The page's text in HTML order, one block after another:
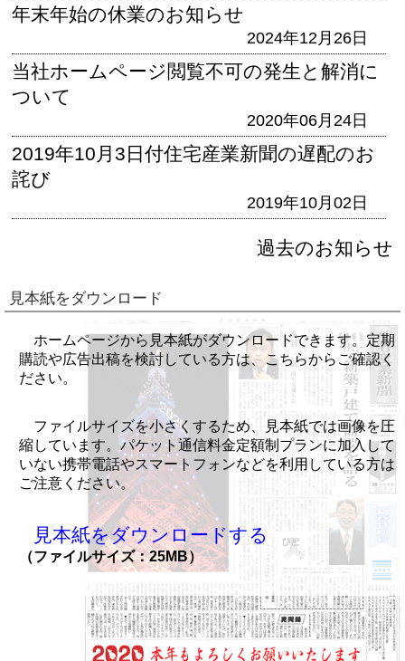
年末年始の休業のお知らせ
2024年12月26日
当社ホームページ閲覧不可の発生と解消に
ついて
2020年06月24日
2019年10月3日付住宅産業新聞の遅配のお
詫び
2019年10月02日
過去のお知らせ
見本紙をダウンロード
ホームページから見本紙がダウンロードできます。定期
購読や広告出稿を検討している方は、こちらからご確認く
ださい。
ファイルサイズを小さくするため、見本紙では画像を圧
縮しています。パケット通信料金定額制プランに加入して
いない携帯電話やスマートフォンなどを利用している方は
ご注意ください。
見本紙をダウンロードする
（ファイルサイズ：25MB）